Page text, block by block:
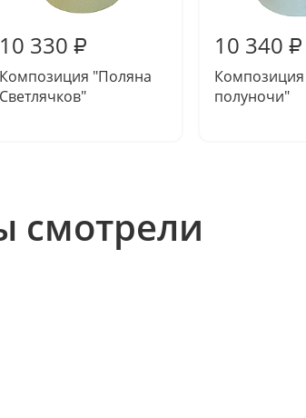
10 330 ₽
Композиция "Поляна
Светлячков"
10 340 ₽
полуночи"
смотрели